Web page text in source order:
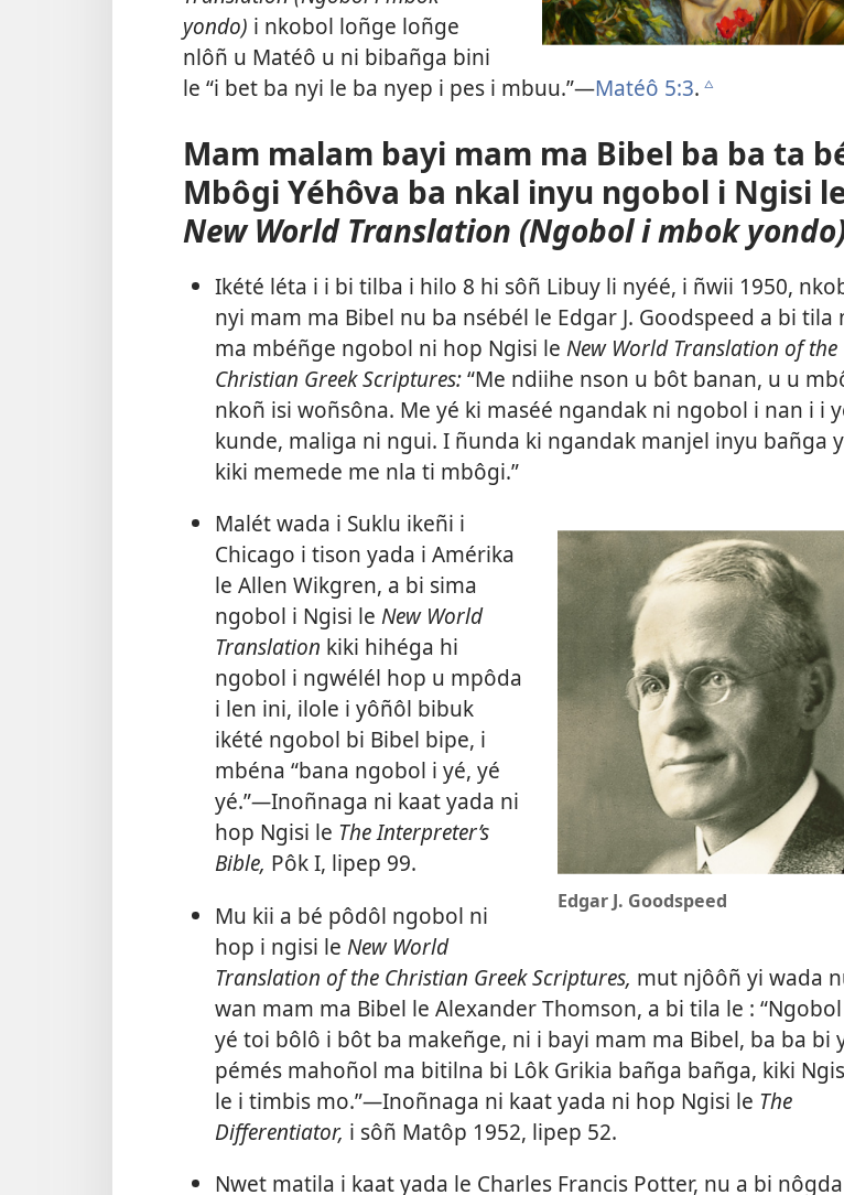
yondo) i nkobol loñge loñge
nlôñ u Matéô u ni bibañga bini
le “i bet ba nyi le ba nyep i pes i mbuu.”​—Matéô 5:3. c
Mam malam bayi mam ma Bibel ba ba ta
Mbôgi Yéhôva ba nkal inyu ngobol i Ngisi
New World Translation (Ngobol i mbok
Ikété léta i i bi tilba i hilo 8 hi sôñ Libuy li nyéé, i ñwii 1950,
nyi mam ma Bibel nu ba nsébél le Edgar J. Goodspeed a bi tila
ma mbéñge ngobol ni hop Ngisi le New World Translation of the
Christian Greek Scriptures:“Me ndiihe nson u bôt banan, u u
nkoñ isi woñsôna. Me yé ki maséé ngandak ni ngobol i nan i i
kunde, maliga ni ngui. I ñunda ki ngandak manjel inyu bañga
kiki memede me nla ti mbôgi.”
Edgar J. Goodspeed
Malét wada i Suklu ikeñi i
Chicago i tison yada i Amérika
le Allen Wikgren, a bi sima
ngobol i Ngisi le New World
Translation kiki hihéga hi
ngobol i ngwélél hop u mpôda
i len ini, ilole i yôñôl bibuk
ikété ngobol bi Bibel bipe, i
mbéna “bana ngobol i yé, yé
yé.”​—Inoñnaga ni kaat yada ni
hop Ngisi le The Interpreter’s
Bible, Pôk I, lipep 99.
Mu kii a bé pôdôl ngobol ni
hop i ngisi le New World
Translation of the Christian Greek Scriptures, mut njôôñ yi wada
wan mam ma Bibel le Alexander Thomson, a bi tila le :
yé toi bôlô i bôt ba makeñge, ni i bayi mam ma Bibel, ba ba bi
pémés mahoñol ma bitilna bi Lôk Grikia bañga bañga, kiki
le i timbis mo.”​—Inoñnaga ni kaat yada ni hop Ngisi le The
Differentiator, i sôñ Matôp 1952, lipep 52.
Nwet matila i kaat yada le Charles Francis Potter, nu a bi